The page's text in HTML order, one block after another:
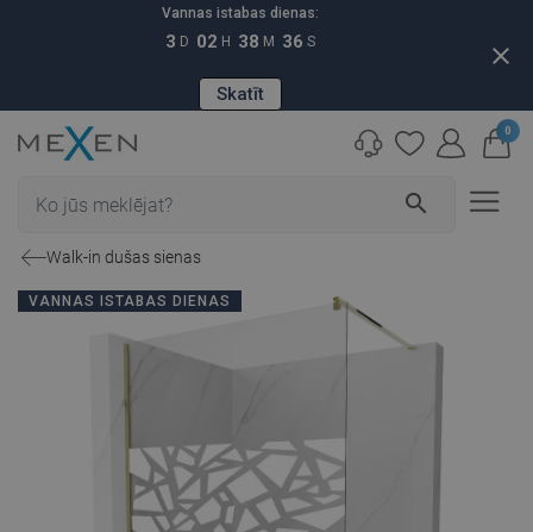
Vannas istabas dienas:
3 D 02 H 38 M 35 S
Skatīt
close
search
0
Walk-in dušas sienas
VANNAS ISTABAS DIENAS